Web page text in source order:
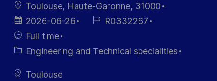
LocationToulouse, Haute-Garonne, 31000
Posted
Date
2026-06-26
Job R0332267
Hiring
Type
Full time
CategoryEngineering and Technical specialities
Toulouse